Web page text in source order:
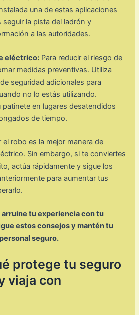
una de estas aplicaciones
la pista del ladrón y
a las autoridades.
eléctrico: Para reducir el riesgo de
medidas preventivas. Utiliza
seguridad adicionales para
no lo estás utilizando.
patinete en lugares desatendidos
de tiempo.
el robo es la mejor manera de
Sin embargo, si te conviertes
actúa rápidamente y sigue los
para aumentar tus
arruine tu experiencia con tu
estos consejos y mantén tu
seguro.
protege tu seguro
viaja con